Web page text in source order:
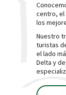
centro, el
los
Nuestro
turistas
el lado
Delta y